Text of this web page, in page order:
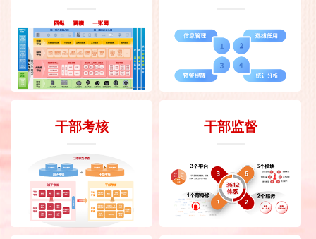
干部考核 干部监督